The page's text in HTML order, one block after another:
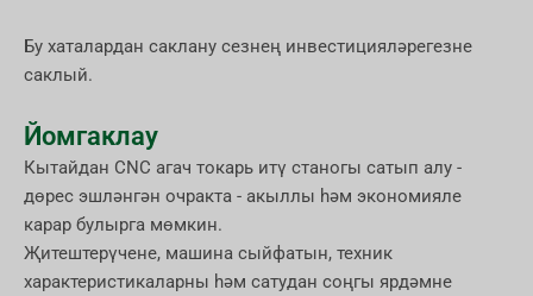
Бу хаталардан саклану сезнең инвестицияләрегезне
саклый.
Йомгаклау
Кытайдан CNC агач токарь итү станогы сатып алу -
дөрес эшләнгән очракта - акыллы һәм экономияле
карар булырга мөмкин.
Җитештерүчене, машина сыйфатын, техник
характеристикаларны һәм сатудан соңгы ярдәмне